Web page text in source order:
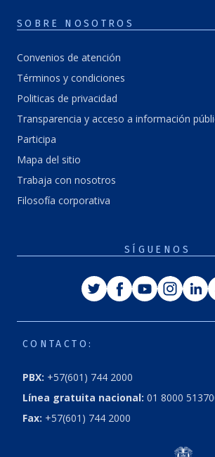
SOBRE NOSOTROS
Convenios de atención
Términos y condiciones
Politicas de privacidad
Transparencia y acceso a información
Participa
Mapa del sitio
Trabaja con nosotros
Filosofía corporativa
SÍGUENOS
TwitterFacebook
Youtube
CONTACTO:
PBX: +57(601) 744 2000
Línea gratuita nacional: 01 8000
Fax: +57(601) 744 2000